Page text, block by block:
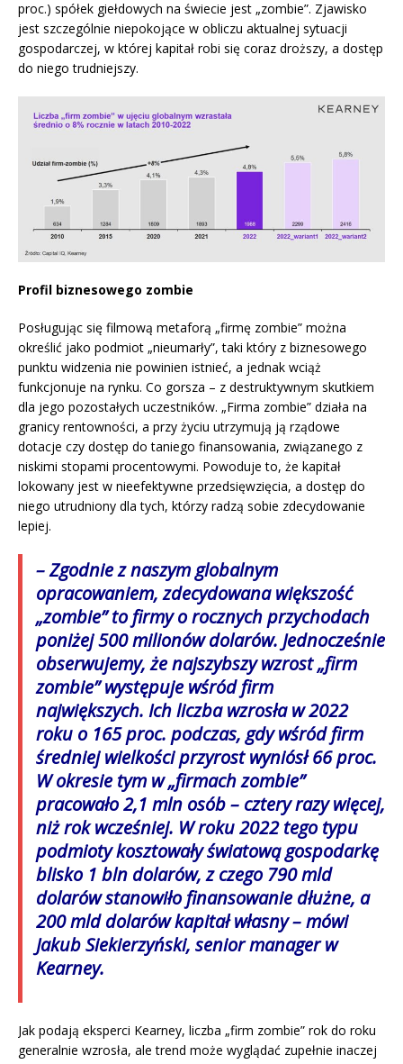
proc.) spółek giełdowych na świecie jest „zombie”. Zjawisko
jest szczególnie niepokojące w obliczu aktualnej sytuacji
gospodarczej, w której kapitał robi się coraz droższy, a dostęp
do niego trudniejszy.
Profil biznesowego zombie
Posługując się filmową metaforą „firmę zombie” można
określić jako podmiot „nieumarły”, taki który z biznesowego
punktu widzenia nie powinien istnieć, a jednak wciąż
funkcjonuje na rynku. Co gorsza – z destruktywnym skutkiem
dla jego pozostałych uczestników. „Firma zombie” działa na
granicy rentowności, a przy życiu utrzymują ją rządowe
dotacje czy dostęp do taniego finansowania, związanego z
niskimi stopami procentowymi. Powoduje to, że kapitał
lokowany jest w nieefektywne przedsięwzięcia, a dostęp do
niego utrudniony dla tych, którzy radzą sobie zdecydowanie
lepiej.
– Zgodnie z naszym globalnym
opracowaniem, zdecydowana większość
„zombie” to firmy o rocznych przychodach
poniżej 500 milionów dolarów. Jednocześnie
obserwujemy, że najszybszy wzrost „firm
zombie” występuje wśród firm
największych. Ich liczba wzrosła w 2022
roku o 165 proc. podczas, gdy wśród firm
średniej wielkości przyrost wyniósł 66 proc.
W okresie tym w „firmach zombie”
pracowało 2,1 mln osób – cztery razy więcej,
niż rok wcześniej. W roku 2022 tego typu
podmioty kosztowały światową gospodarkę
blisko 1 bln dolarów, z czego 790 mld
dolarów stanowiło finansowanie dłużne, a
200 mld dolarów kapitał własny – mówi
Jakub Siekierzyński, senior manager w
Kearney.
Jak podają eksperci Kearney, liczba „firm zombie” rok do roku
generalnie wzrosła, ale trend może wyglądać zupełnie inaczej